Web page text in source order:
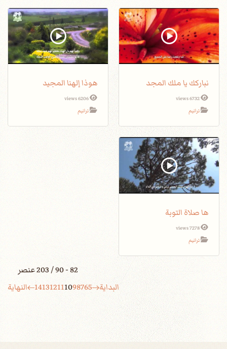
نباركك يا ملك المجد
6732 views
ترانيم
هوذا إلهنا المجيد
6206 views
ترانيم
ها صلاة التوبة
7278 views
ترانيم
82 - 90 / 203 عنصر
البداية
5
6
7
8
9
10
11
12
13
14 النهاية